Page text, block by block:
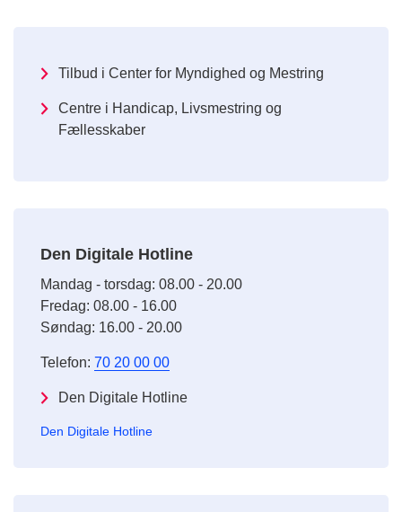
Tilbud i Center for Myndighed og Mestring
Centre i Handicap, Livsmestring og
Fællesskaber
Den Digitale Hotline
Mandag - torsdag: 08.00 - 20.00
Fredag: 08.00 - 16.00
Søndag: 16.00 - 20.00
Telefon: 70 20 00 00
Den Digitale Hotline
Den Digitale Hotline